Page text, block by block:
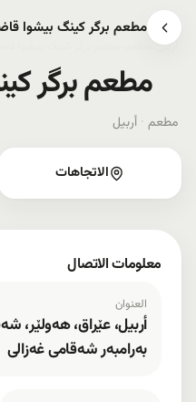
مطعم برگر کینگ بیشوا
أربيل›
مطعم برگر
مطعم · أربيل
الاتجاهات
معلومات الاتصال
العنوان
بەرامبەر شەقامی غەزالی